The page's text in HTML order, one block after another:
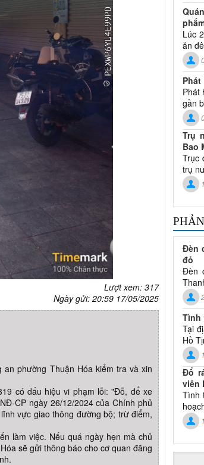
Lượt xem: 317
Ngày gửi: 20:59 17/05/2025
phường Thuận Hóa kiểm tra và xin
có dấu hiệu vi phạm lỗi: "Đỗ, để xe
CP ngày 26/12/2024 của Chính phủ
vực giao thông đường bộ; trừ điểm,
làm việc. Nếu quá ngày hẹn mà chủ
sẽ gửi thông báo cho cơ quan đăng
Lúc
ăn
Phát
gần
Trụ
Bao
Trục
trụ
Đèn
đỏ
Đèn
Tình
Tại
Hồ
Đổ
viên
Tình